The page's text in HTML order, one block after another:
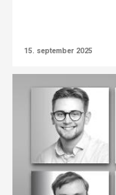
15. september 2025